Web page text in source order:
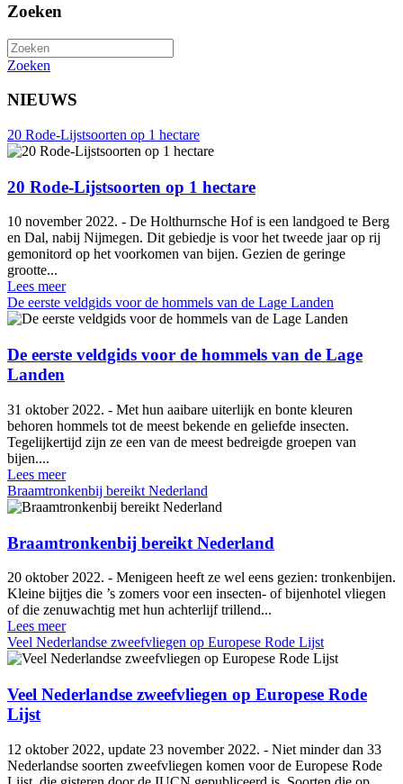
Zoeken
Zoeken
NIEUWS
20 Rode-Lijstsoorten op 1 hectare
20 Rode-Lijstsoorten op 1 hectare
10 november 2022. - De Holthurnsche Hof is een landgoed te Berg
en Dal, nabij Nijmegen. Dit gebiedje is voor het tweede jaar op rij
gemonitord op het voorkomen van bijen. Gezien de geringe
grootte...
Lees meer
De eerste veldgids voor de hommels van de Lage Landen
De eerste veldgids voor de hommels van de Lage
Landen
31 oktober 2022. - Met hun aaibare uiterlijk en bonte kleuren
behoren hommels tot de meest bekende en geliefde insecten.
Tegelijkertijd zijn ze een van de meest bedreigde groepen van
bijen....
Lees meer
Braamtronkenbij bereikt Nederland
Braamtronkenbij bereikt Nederland
20 oktober 2022. - Menigeen heeft ze wel eens gezien: tronkenbijen.
Kleine bijtjes die ’s zomers voor een insecten- of bijenhotel vliegen
of die zenuwachtig met hun achterlijf trillend...
Lees meer
Veel Nederlandse zweefvliegen op Europese Rode Lijst
Veel Nederlandse zweefvliegen op Europese Rode
Lijst
12 oktober 2022, update 23 november 2022. - Niet minder dan 33
Nederlandse soorten zweefvliegen komen voor de Europese Rode